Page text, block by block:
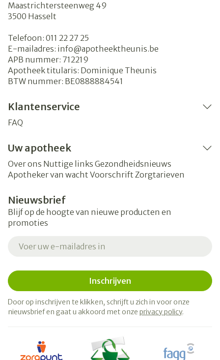
Maastrichtersteenweg 49
3500 Hasselt
Telefoon: 011 22 27 25
E-mailadres: info@apotheektheunis.be
APB nummer: 712219
Apotheek titularis: Dominique Theunis
BTW nummer: BE0888884541
Klantenservice
FAQ
Uw apotheek
Over ons Nuttige links Gezondheidsnieuws
Apotheker van wacht Voorschrift Zorgtarieven
Nieuwsbrief
Blijf op de hoogte van nieuwe producten en
promoties
Inschrijven
Door op inschrijven te klikken, schrijft u zich in voor onze
nieuwsbrief en gaat u akkoord met onze privacy policy.